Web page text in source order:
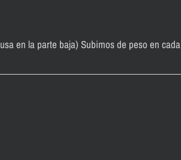
en la parte baja) Subimos de peso en cada